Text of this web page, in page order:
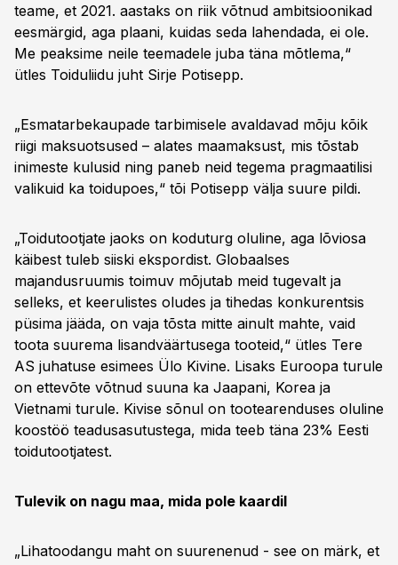
teame, et 2021. aastaks on riik võtnud ambitsioonikad
eesmärgid, aga plaani, kuidas seda lahendada, ei ole.
Me peaksime neile teemadele juba täna mõtlema,“
ütles Toiduliidu juht Sirje Potisepp.
„Esmatarbekaupade tarbimisele avaldavad mõju kõik
riigi maksuotsused – alates maamaksust, mis tõstab
inimeste kulusid ning paneb neid tegema pragmaatilisi
valikuid ka toidupoes,“ tõi Potisepp välja suure pildi.
„Toidutootjate jaoks on koduturg oluline, aga lõviosa
käibest tuleb siiski ekspordist. Globaalses
majandusruumis toimuv mõjutab meid tugevalt ja
selleks, et keerulistes oludes ja tihedas konkurentsis
püsima jääda, on vaja tõsta mitte ainult mahte, vaid
toota suurema lisandväärtusega tooteid,“ ütles Tere
AS juhatuse esimees Ülo Kivine. Lisaks Euroopa turule
on ettevõte võtnud suuna ka Jaapani, Korea ja
Vietnami turule. Kivise sõnul on tootearenduses oluline
koostöö teadusasutustega, mida teeb täna 23% Eesti
toidutootjatest.
Tulevik on nagu maa, mida pole kaardil
„Lihatoodangu maht on suurenenud - see on märk, et